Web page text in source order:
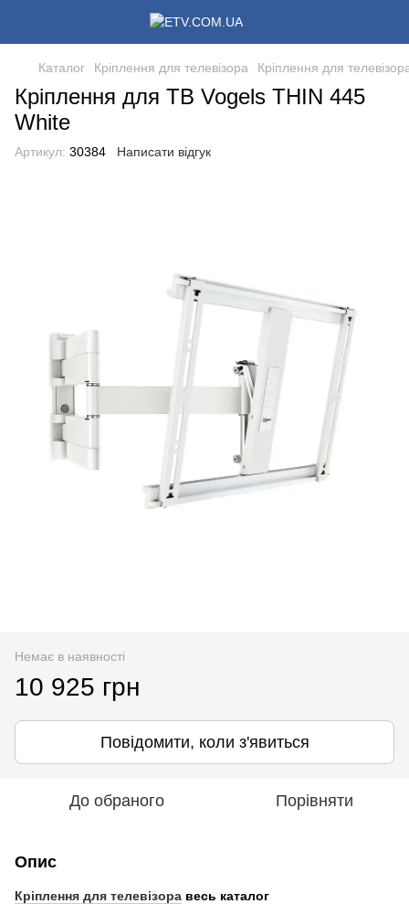
Каталог Кріплення для телевізора Кріплення для
Кріплення для ТВ Vogels THIN 445
White
Артикул: 30384 Написати відгук
Немає в наявності
10 925 грн
Повідомити, коли з'явиться
До обраного Порівняти
Опис
Кріплення для телевізора весь каталог